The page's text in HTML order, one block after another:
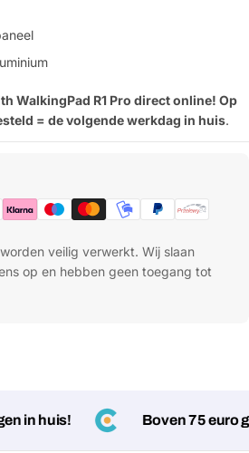
WalkingPad R1 Pro direct online! Op
= de volgende werkdag in huis.
veilig verwerkt. Wij slaan
op en hebben geen toegang tot
Kopiëren
* zijn verplicht
in huis! Boven 75 euro